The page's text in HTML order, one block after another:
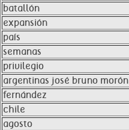
batallón
expansión
país
semanas
privilegio
argentinas josé bruno morón
fernández
chile
agosto